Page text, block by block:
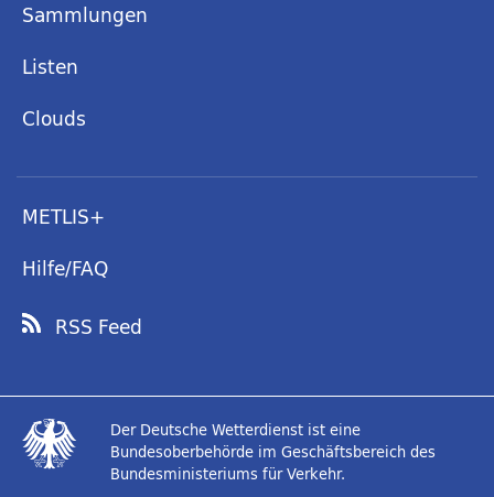
Sammlungen
Listen
Clouds
METLIS+
Hilfe/FAQ
RSS Feed
Der Deutsche Wetterdienst ist eine
Bundesoberbehörde im Geschäftsbereich des
Bundesministeriums für Verkehr.